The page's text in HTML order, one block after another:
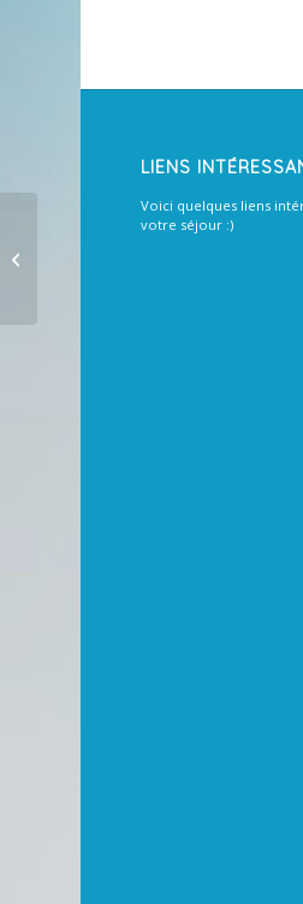
LIENS
Voici quelques liens
votre séjour :)